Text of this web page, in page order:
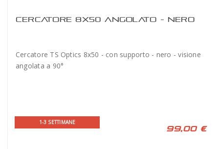
CERCATORE 8X50 ANGOLATO - NERO
Cercatore TS Optics 8x50 - con supporto - nero - visione
angolata a 90°
1-3 SETTIMANE
99,00 €